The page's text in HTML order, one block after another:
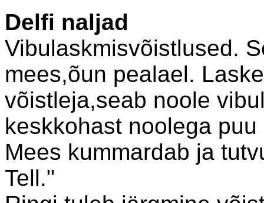
Delfi naljad
Vibulaskmisvõistlused.
mees,õun pealael.
võistleja,seab noole
keskkohast noolega
Mees kummardab ja
Tell."